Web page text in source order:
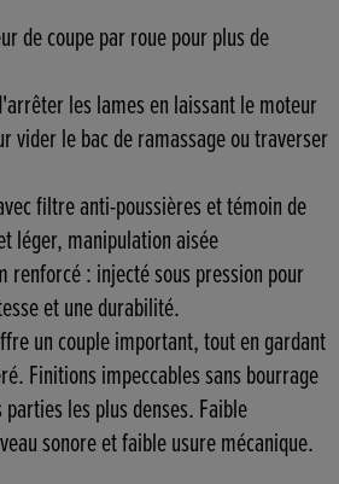
de coupe par roue pour plus de
les lames en laissant le moteur
vider le bac de ramassage ou traverser
filtre anti-poussières et témoin de
léger, manipulation aisée
renforcé : injecté sous pression pour
et une durabilité.
un couple important, tout en gardant
Finitions impeccables sans bourrage
les plus denses. Faible
sonore et faible usure mécanique.